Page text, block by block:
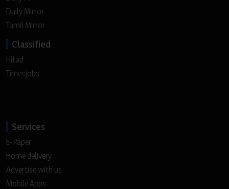
Daily Mirror
Tamil Mirror
Classified
Hitad
Timesjobs
Services
E-Paper
Home delivery
Advertise with us
Mobile Apps